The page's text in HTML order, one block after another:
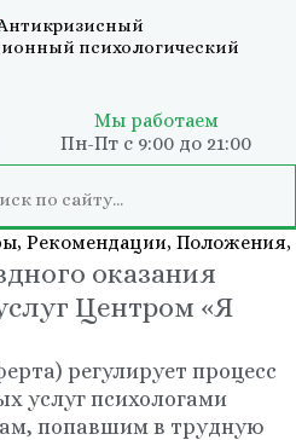
психологический
Мы работаем
Пн-Пт с 9:00 до 21:00
Рекомендации, Положения,
оказания
Центром «Я
регулирует процесс
услуг психологами
попавшим в трудную